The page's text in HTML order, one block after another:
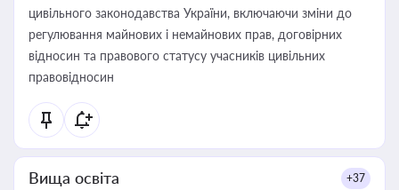
цивільного законодавства України, включаючи зміни до
регулювання майнових і немайнових прав, договірних
відносин та правового статусу учасників цивільних
правовідносин
Вища освіта +37